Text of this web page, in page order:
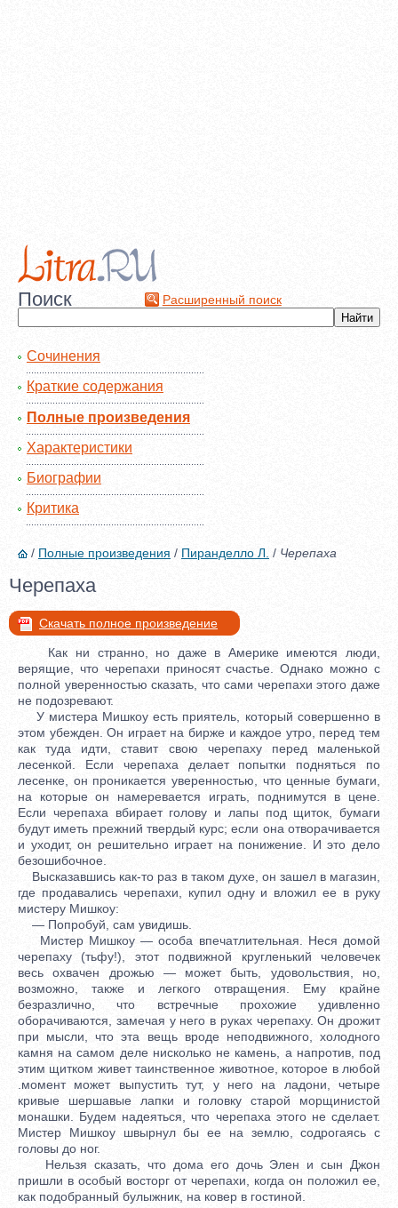
Поиск Расширенный поиск
Сочинения
Краткие содержания
Полные произведения
Характеристики
Биографии
Критика
/ Полные произведения / Пиранделло Л. / Черепаха
Черепаха
Скачать полное произведение
Как ни странно, но даже в Америке имеются люди,
верящие, что черепахи приносят счастье. Однако можно с
полной уверенностью сказать, что сами черепахи этого даже
не подозревают.
У мистера Мишкоу есть приятель, который совершенно в
этом убежден. Он играет на бирже и каждое утро, перед тем
как туда идти, ставит свою черепаху перед маленькой
лесенкой. Если черепаха делает попытки подняться по
лесенке, он проникается уверенностью, что ценные бумаги,
на которые он намеревается играть, поднимутся в цене.
Если черепаха вбирает голову и лапы под щиток, бумаги
будут иметь прежний твердый курс; если она отворачивается
и уходит, он решительно играет на понижение. И это дело
безошибочное.
Высказавшись как-то раз в таком духе, он зашел в магазин,
где продавались черепахи, купил одну и вложил ее в руку
мистеру Мишкоу:
— Попробуй, сам увидишь.
Мистер Мишкоу — особа впечатлительная. Неся домой
черепаху (тьфу!), этот подвижной кругленький человечек
весь охвачен дрожью — может быть, удовольствия, но,
возможно, также и легкого отвращения. Ему крайне
безразлично, что встречные прохожие удивленно
оборачиваются, замечая у него в руках черепаху. Он дрожит
при мысли, что эта вещь вроде неподвижного, холодного
камня на самом деле нисколько не камень, а напротив, под
этим щитком живет таинственное животное, которое в любой
.момент может выпустить тут, у него на ладони, четыре
кривые шершавые лапки и головку старой морщинистой
монашки. Будем надеяться, что черепаха этого не сделает.
Мистер Мишкоу швырнул бы ее на землю, содрогаясь с
головы до ног.
Нельзя сказать, что дома его дочь Элен и сын Джон
пришли в особый восторг от черепахи, когда он положил ее,
как подобранный булыжник, на ковер в гостиной.